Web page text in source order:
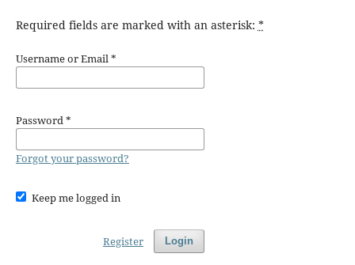
Required fields are marked with an asterisk: *
Username or Email*
Password*
Forgot your password?
Keep me logged in
Login
Register